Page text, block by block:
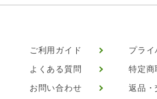
ご利用ガイド
よくある質問
お問い合わせ
プライ
特定商
返品・